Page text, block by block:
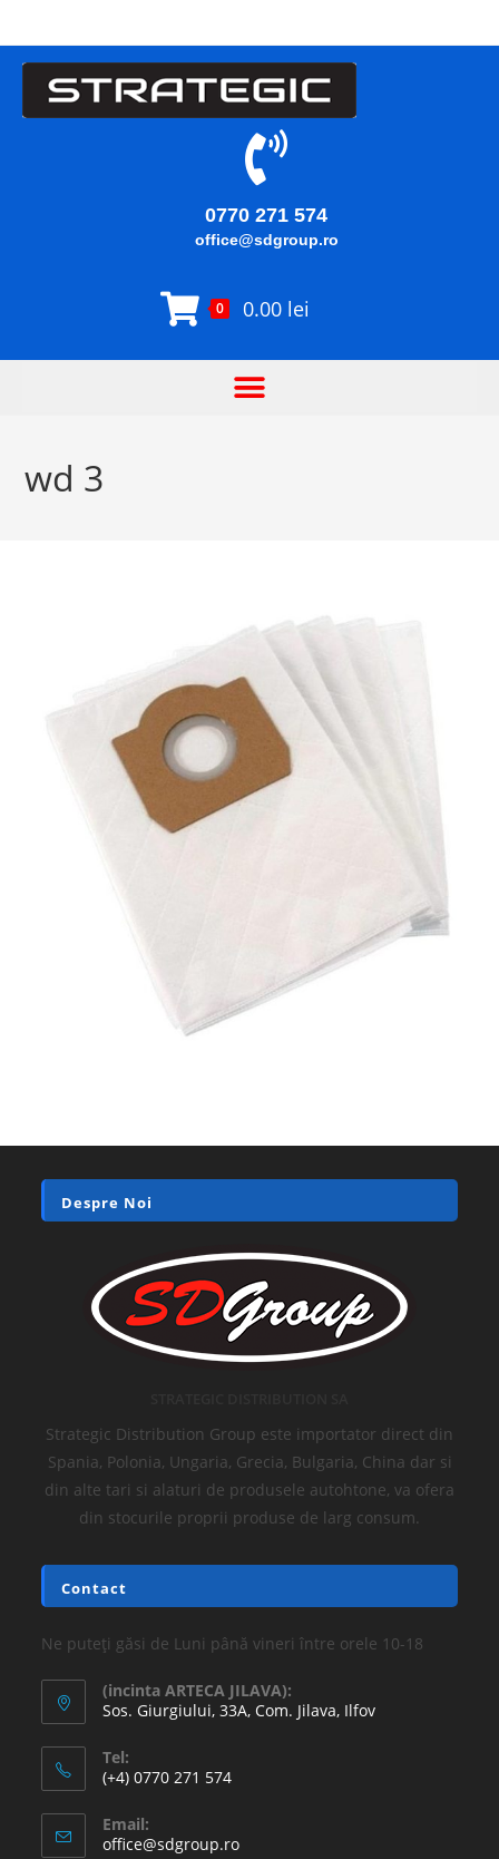
0770 271 574
office@sdgroup.ro
0 0.00 lei
wd 3
Despre Noi
Strategic Distribution Group este importator direct din
Spania, Polonia, Ungaria, Grecia, Bulgaria, China dar si
din alte tari si alaturi de produsele autohtone, va ofera
din stocurile proprii produse de larg consum.
Contact
Ne puteți găsi de Luni până vineri între orele 10-18
(incinta ARTECA JILAVA):
Sos. Giurgiului, 33A, Com. Jilava, Ilfov
Tel:
(+4) 0770 271 574
Email:
office@sdgroup.ro